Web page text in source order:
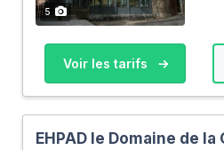
5
Voir les tarifs
EHPAD le Domaine de la